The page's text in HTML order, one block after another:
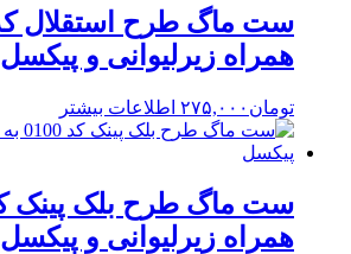
همراه زیرلیوانی و پیکسل
تومان ۲۷۵,۰۰۰ اطلاعات بیشتر
همراه زیرلیوانی و پیکسل